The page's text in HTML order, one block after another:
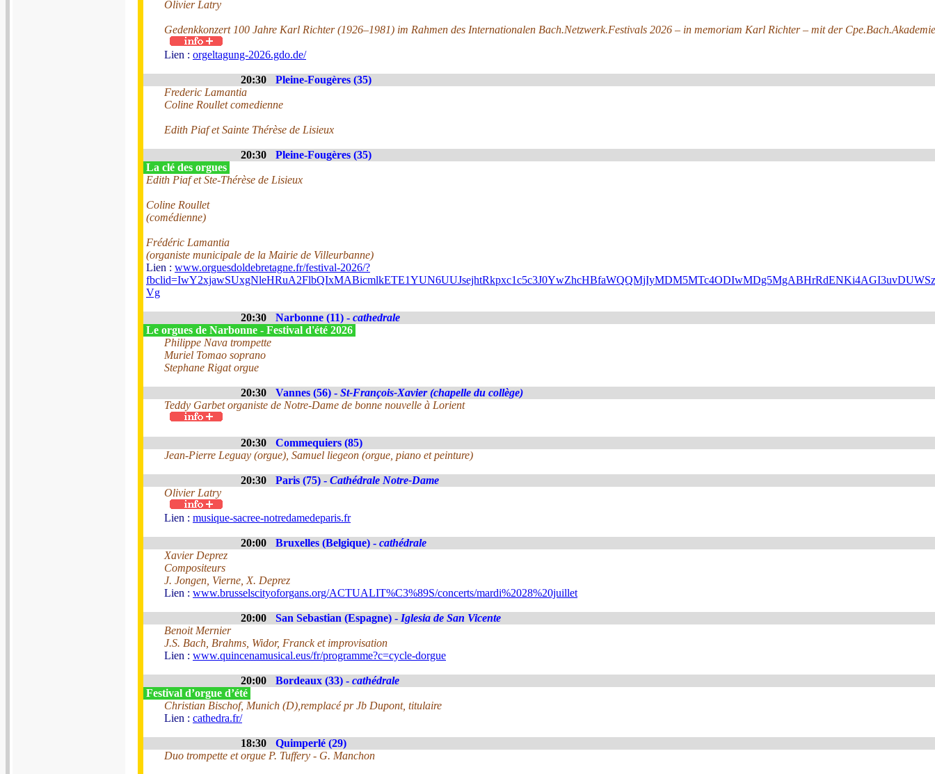
Olivier Latry
Gedenkkonzert 100 Jahre Karl Richter (1926–1981) im Rahmen des Internationalen Bach.Netzwerk.Festivals 2026 – in memoriam Karl Richter – mit der
Lien : orgeltagung-2026.gdo.de/
20:30
Pleine-Fougères (35)
Frederic Lamantia
Coline Roullet comedienne
Edith Piaf et Sainte Thérèse de Lisieux
20:30
Pleine-Fougères (35)
La clé des orgues
Edith Piaf et Ste-Thérèse de Lisieux
Coline Roullet
(comédienne)
Frédéric Lamantia
(organiste municipale de la Mairie de Villeurbanne)
Lien : www.orguesdoldebretagne.fr/festival-2026/?
Vg
20:30 Narbonne (11) - cathedrale
Le orgues de Narbonne - Festival d'été 2026
Philippe Nava trompette
Muriel Tomao soprano
Stephane Rigat orgue
20:30 Vannes (56) - St-François-Xavier (chapelle du collège)
Teddy Garbet organiste de Notre-Dame de bonne nouvelle à Lorient
20:30
Commequiers (85)
Jean-Pierre Leguay (orgue), Samuel liegeon (orgue, piano et peinture)
20:30 Paris (75) - Cathédrale Notre-Dame
Olivier Latry
Lien : musique-sacree-notredamedeparis.fr
20:00 Bruxelles (Belgique) - cathédrale
Xavier Deprez
Compositeurs
J. Jongen, Vierne, X. Deprez
Lien : www.brusselscityoforgans.org/ACTUALIT%C3%89S/concerts/mardi%2028%20juillet
20:00 San Sebastian (Espagne) - Iglesia de San Vicente
Benoit Mernier
J.S. Bach, Brahms, Widor, Franck et improvisation
Lien : www.quincenamusical.eus/fr/programme?c=cycle-dorgue
20:00 Bordeaux (33) - cathédrale
Festival d’orgue d’été
Christian Bischof, Munich (D),remplacé pr Jb Dupont, titulaire
Lien : cathedra.fr/
18:30
Quimperlé (29)
Duo trompette et orgue P. Tuffery - G. Manchon